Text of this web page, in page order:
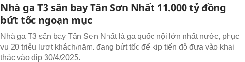
Nhà ga T3 sân bay Tân Sơn Nhất 11.000 tỷ đồng
bứt tốc ngoạn mục
Nhà ga T3 sân bay Tân Sơn Nhất là ga quốc nội lớn nhất nước, phục
vụ 20 triệu lượt khách/năm, đang bứt tốc để kịp tiến độ đưa vào khai
thác vào dịp 30/4/2025.